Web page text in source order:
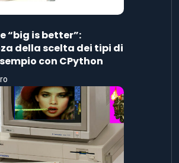
“big is better”:
della scelta dei tipi di
con CPython